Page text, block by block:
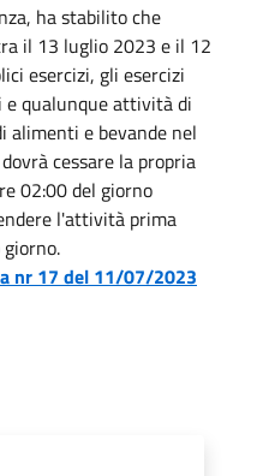
ha stabilito che
il 13 luglio 2023 e il 12
esercizi, gli esercizi
qualunque attività di
alimenti e bevande nel
cessare la propria
02:00 del giorno
l'attività prima
nr 17 del 11/07/2023